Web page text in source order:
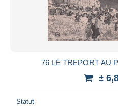
76 LE TREPORT AU
±
Statut